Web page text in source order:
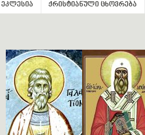
ეკლესია ქრისტიანული ცხოვრება